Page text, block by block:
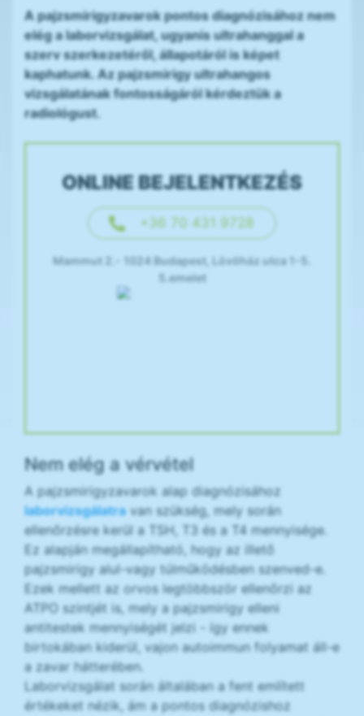
A pajzsmirigyzavarok pontos diagnózisához nem
elég a laborvizsgálat, ugyanis ultrahanggal a
szerv szerkezetéről, állapotáról is képet
kaphatunk. Az pajzsmirigy ultrahangos
vizsgálatának fontosságáról kérdeztük a
radiológust.
ONLINE BEJELENTKEZÉS
+36 70 431 9728
Mammut 2.- 1024 Budapest, Lövőház utca 1-5.
5.emelet
Nem elég a vérvétel
A pajzsmirigyzavarok alap diagnózisához
laborvizsgálatravan szükség, mely során
ellenőrzésre kerül a TSH, T3 és a T4 mennyisége.
Ez alapján megállapítható, hogy az illető
pajzsmirigy alul-vagy túlműködésben szenved-e.
Ezek mellett az orvos legtöbbször ellenőrzi az
ATPO szintjét is, mely a pajzsmirigy elleni
antitestek mennyiségét jelzi - így ennek
birtokában kiderül, vajon autoimmun folyamat áll-e
a zavar hátterében.
Laborvizsgálat során általában a fent említett
értékeket nézik, ám a pontos diagnózishoz